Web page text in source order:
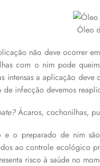
Óleo
não deve ocorrer
com o nim pode
intensas a aplicação
infecção devemos
Ácaros, cochonilhas,
o preparado de nim
ao controle ecológico
risco à saúde no